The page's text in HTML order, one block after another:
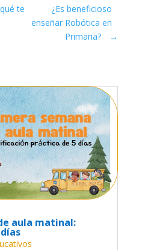
te
¿Es beneficioso
enseñar Robótica en
Primaria?
→
aula matinal: